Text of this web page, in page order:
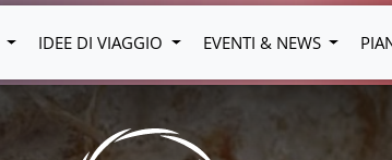
IDEE DI VIAGGIO EVENTI & NEWS